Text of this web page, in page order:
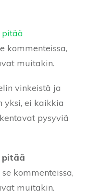
pitää
kommenteissa,
muitakin.
vinkeistä ja
yksi, ei kaikkia
pysyviä
pitää
se kommenteissa,
muitakin.